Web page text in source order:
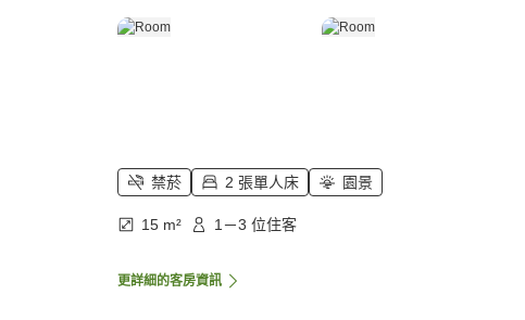
禁菸 2 張單人床 園景
15 m² 1－3 位住客
更詳細的客房資訊